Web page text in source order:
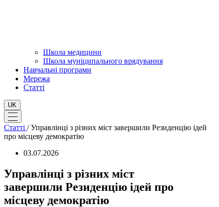
Школа медицини
Школа муніципального врядування
Навчальні програми
Мережа
Статті
UK
Статті / Управлінці з різних міст завершили Резиденцію ідей
про місцеву демократію
03.07.2026
Управлінці з різних міст
завершили Резиденцію ідей про
місцеву демократію